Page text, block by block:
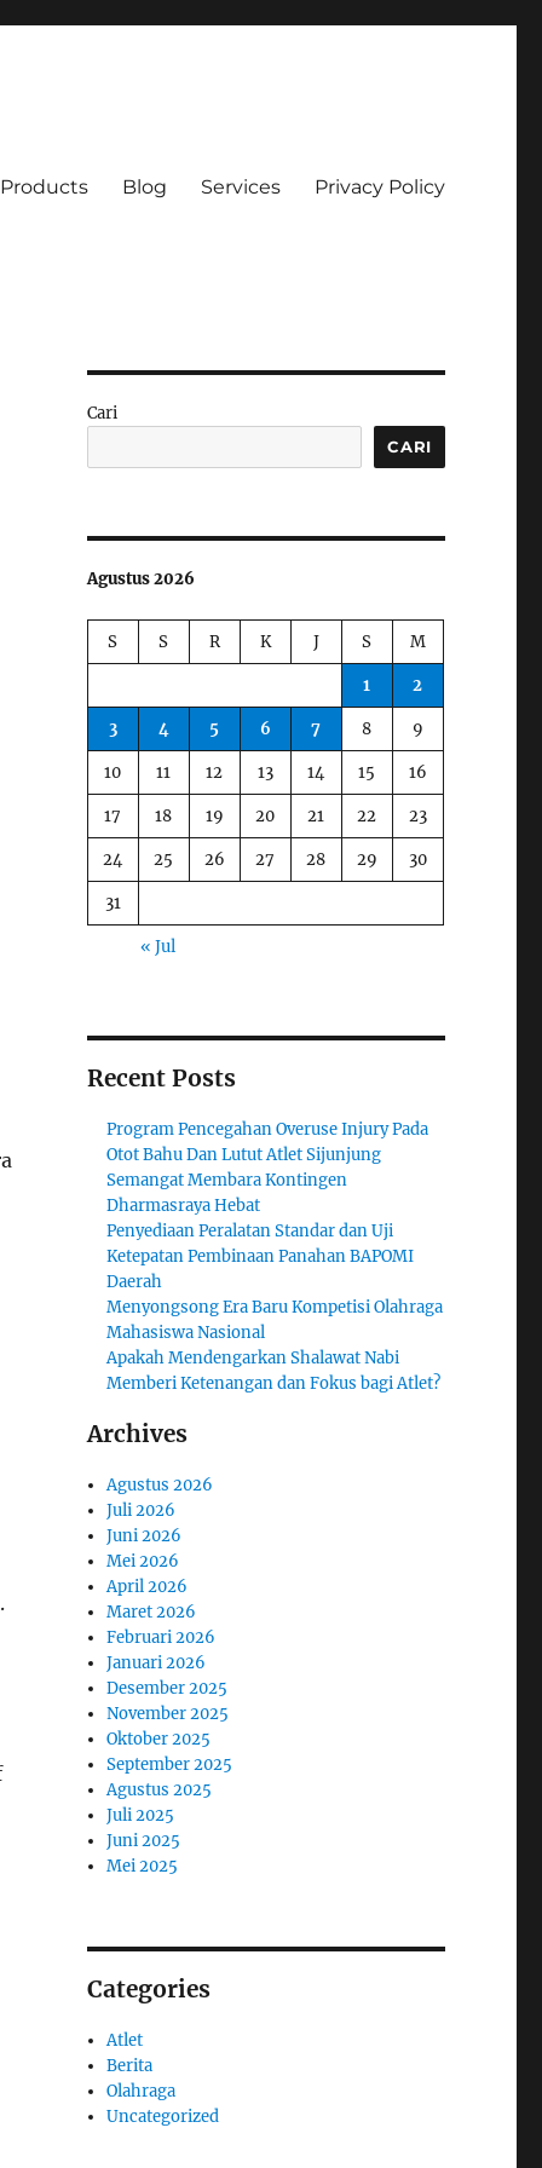
Products Blog Services Privacy Policy
Cari
CARI
Agustus 2026
S S R K J S M
1 2
3 4 5 6 7 8 9
10 11 12 13 14 15 16
17 18 19 20 21 22 23
24 25 26 27 28 29 30
31
« Jul
Recent Posts
Program Pencegahan Overuse Injury Pada
Otot Bahu Dan Lutut Atlet Sijunjung
Semangat Membara Kontingen
Dharmasraya Hebat
Penyediaan Peralatan Standar dan Uji
Ketepatan Pembinaan Panahan BAPOMI
Daerah
Menyongsong Era Baru Kompetisi Olahraga
Mahasiswa Nasional
Apakah Mendengarkan Shalawat Nabi
Memberi Ketenangan dan Fokus bagi Atlet?
Archives
Agustus 2026
Juli 2026
Juni 2026
Mei 2026
April 2026
Maret 2026
Februari 2026
Januari 2026
Desember 2025
November 2025
Oktober 2025
September 2025
Agustus 2025
Juli 2025
Juni 2025
Mei 2025
Categories
Atlet
Berita
Olahraga
Uncategorized